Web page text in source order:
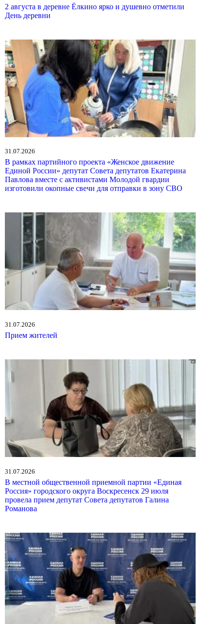
2 августа в деревне Ёлкино ярко и душевно отметили
День деревни
31.07.2026
В рамках партийного проекта «Женское движение
Единой России» депутат Совета депутатов Екатерина
Павлова вместе с активистами Молодой гвардии
изготовили окопные свечи для отправки в зону СВО
31.07.2026
Прием жителей
31.07.2026
В местной общественной приемной партии «Единая
Россия» городского округа Воскресенск 29 июля
провела прием депутат Совета депутатов Галина
Романова